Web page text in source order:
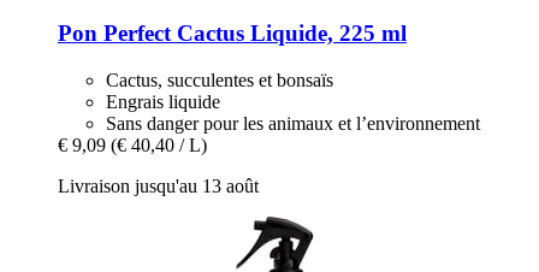
Pon Perfect Cactus Liquide, 225 ml
Cactus, succulentes et bonsaïs
Engrais liquide
Sans danger pour les animaux et l’environnement
€ 9,09 (€ 40,40 / L)
Livraison jusqu'au 13 août